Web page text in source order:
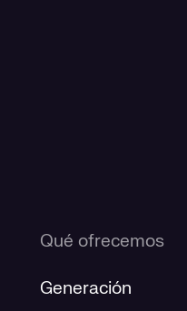
Qué ofrecemos
Generación